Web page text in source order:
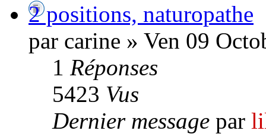
2 positions, naturopathe
par carine » Ven 09
1 Réponses
5423 Vus
Dernier message par